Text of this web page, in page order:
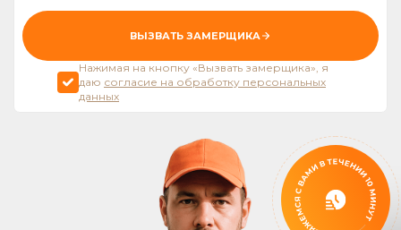
ВЫЗВАТЬ ЗАМЕРЩИКА
Нажимая на кнопку «Вызвать замерщика», я
даю согласие на обработку персональных
данных